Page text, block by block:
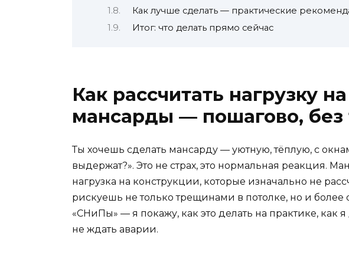
Как лучше сделать — практические
Итог: что делать прямо сейчас
Как рассчитать нагрузку
мансарды — пошагово, без
Ты хочешь сделать мансарду — уютную, тёплую, с
выдержат?». Это не страх, это нормальная реакция.
нагрузка на конструкции, которые изначально не
рискуешь не только трещинами в потолке, но и
«СНиПы» — я покажу, как это делать на практике, как
не ждать аварии.